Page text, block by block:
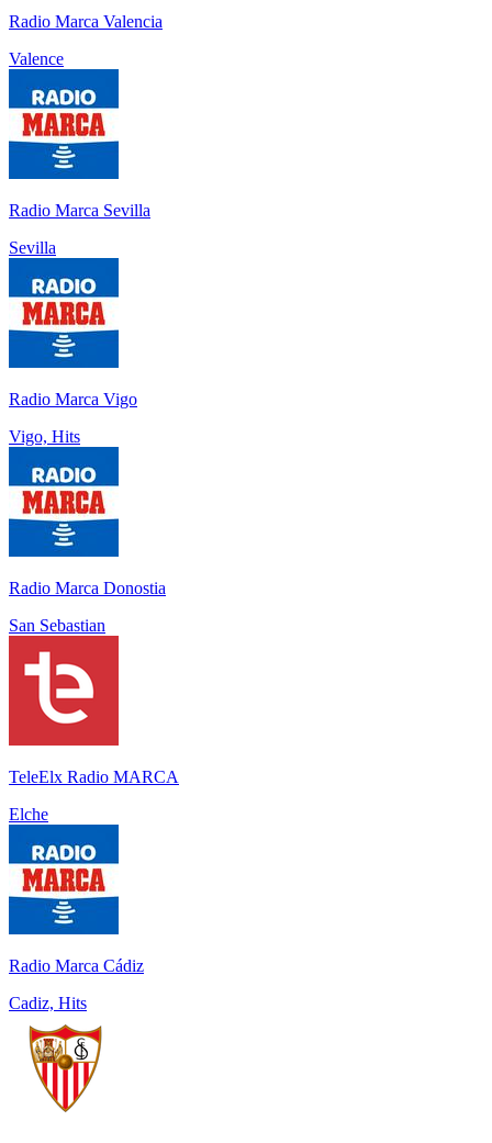
Radio Marca Valencia
Valence
Radio Marca Sevilla
Sevilla
Radio Marca Vigo
Vigo, Hits
Radio Marca Donostia
San Sebastian
TeleElx Radio MARCA
Elche
Radio Marca Cádiz
Cadiz, Hits